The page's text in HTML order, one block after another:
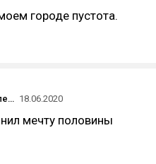
городе пустота.
Организатор хакатонов Олег Мансуров пообещал построить сверхлёгкую ракету в России и заявил, что привлёк на это $50 млн 18.06.2020
мечту половины